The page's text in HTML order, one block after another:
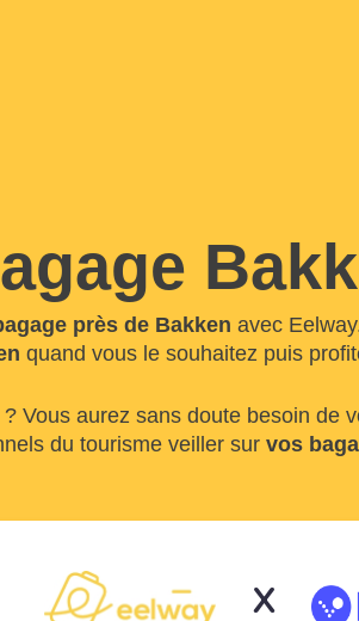
près de Bakken avec
quand vous le souhaitez puis
? Vous aurez sans doute besoin de
du tourisme veiller sur vos
X